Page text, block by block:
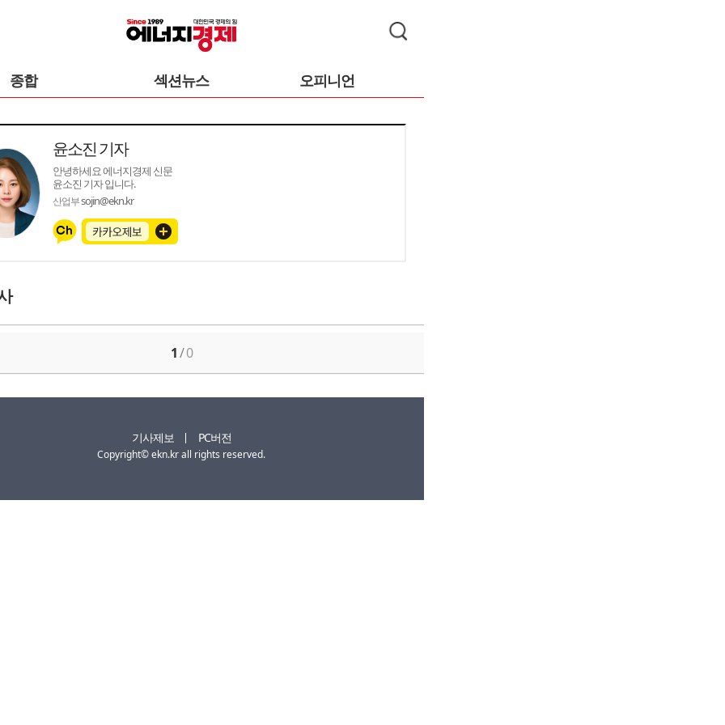
종합 섹션뉴스 오피니언
윤소진 기자
안녕하세요 에너지경제 신문
윤소진 기자 입니다.
산업부sojin@ekn.kr
1/0
기사제보 PC버전
Copyright© ekn.kr all rights reserved.